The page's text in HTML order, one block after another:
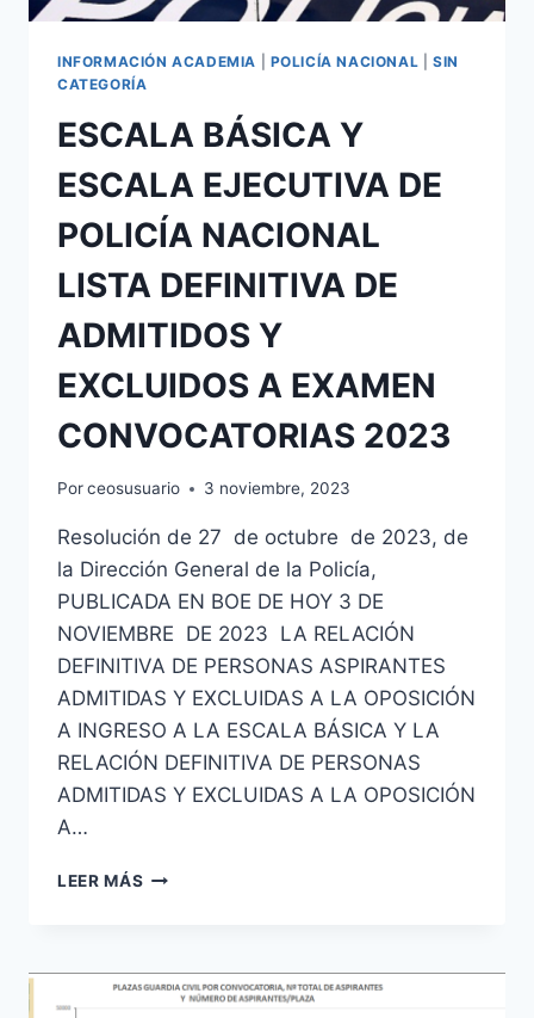
INFORMACIÓN ACADEMIA POLICÍA NACIONAL |SIN
CATEGORÍA
ESCALA BÁSICA Y
ESCALA EJECUTIVA DE
POLICÍA NACIONAL
LISTA DEFINITIVA DE
ADMITIDOS Y
EXCLUIDOS A EXAMEN
CONVOCATORIAS 2023
Porceosusuario 3 noviembre, 2023
Resolución de 27 de octubre de 2023, de
la Dirección General de la Policía,
PUBLICADA EN BOE DE HOY 3 DE
NOVIEMBRE DE 2023 LA RELACIÓN
DEFINITIVA DE PERSONAS ASPIRANTES
ADMITIDAS Y EXCLUIDAS A LA OPOSICIÓN
A INGRESO A LA ESCALA BÁSICA Y LA
RELACIÓN DEFINITIVA DE PERSONAS
ADMITIDAS Y EXCLUIDAS A LA OPOSICIÓN
A…
LEER MÁS ESCALA
EJECUTIVA